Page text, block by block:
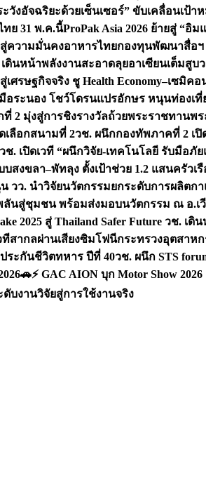
งอัจฉริยะด้วยเซ็นเซอร์” ขับเคลื่อนเป้า
ทย 31 พ.ค.นี้ProPak Asia 2026 ย้ายสู่ “
สู่ความมั่นคงอาหารไทยกองทุนพัฒนาสื่อฯ
ดินหน้าพลังงานสะอาดลุยอาเซียนเต็มสูบ
เศรษฐกิจจริง ชู Health Economy–เซมิค
อระนอง โชว์โดรนแปรอักษร หนุนท่องเที่
2 มุ่งสู่การชิงรางวัลถ้วยพระราชทานพร
เลือกสนามที่ 2วช. ผนึกกองทัพภาคที่ 2 เ
วช. เปิดเวที “ผนึกวิจัย-เทคโนโลยี รับมือภั
งขลา–พัทลุง ตั้งเป้าช่วย 1.2 แสนครัวเ
วว. นำวิจัยนวัตกรรมยกระดับการผลิต
นสู่ชุมชน พร้อมส่งมอบนวัตกรรม ณ อ.เ
2025 สู่ Thailand Safer Future วช. เ
สากลผ่านเสียงซิมโฟนีกระทรวงอุตสาห
ะกันชีวิตทหาร ปีที่ 40วช. ผนึก STS
🚗⚡️ GAC AION บุก Motor Show
บงานวิจัยสู่การใช้งานจริง